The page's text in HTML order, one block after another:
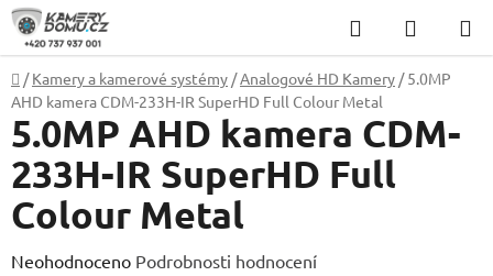
Přejít
obsah
Hledat
KOŠÍK
Domů
/ Kamery a kamerové systémy /Analogové HD Kamery / 5.0MP
AHD kamera CDM-233H-IR SuperHD Full Colour Metal
5.0MP AHD kamera CDM-
233H-IR SuperHD Full
Colour Metal
Průměrné
Neohodnoceno Podrobnosti hodnocení